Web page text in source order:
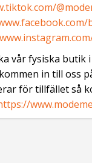
vår fysiska butik
in till oss
för tillfället så